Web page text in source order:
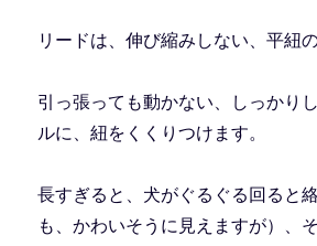
リードは、伸び縮みしない、平紐
引っ張っても動かない、しっかり
ルに、紐をくくりつけます。
長すぎると、犬がぐるぐる回ると
も、かわいそうに見えますが）、